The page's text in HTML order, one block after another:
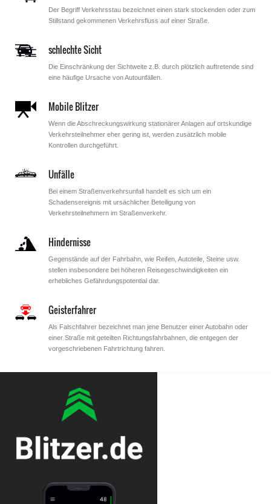
Der Begriff Verkehrsstau bezeichnet einen stark stockenden oder zum
Stillstand gekommenen Verkehrsfluss auf einer Straße.
schlechte Sicht
Die Einschränkung der Sichtweite z.B. durch plötzlich auftretende sind
eine häufige Ursache von Autounfällen.
Mobile Blitzer
Wenn die Abschreckungswirkung stationärer Anlagen auf ortskundige
Verkehrsteilnehmer eher gering ist, werden zusätzlich mobile
Kontrollen durchgeführt.
Unfälle
Bei einem Straßenverkehrsunfall handelt es sich um ein
Schadensereignis mit ursächlicher Beteiligung von
Verkehrsteilnehmern im Straßenverkehr.
Hindernisse
Gegenstände auf der Fahrbahn, wie Reifen, Autoteile, Steine usw.
stellen insbesondere bei höheren Reisegeschwindigkeiten ein
erhebliches Gefährdungspotential dar.
Geisterfahrer
Als Falschfahrer bezeichnet man jene Benutzer einer Autobahn oder
einer Straße mit geteilten Richtungsfahrbahnen, die entgegen der
vorgeschriebenen Fahrtrichtung fahren.